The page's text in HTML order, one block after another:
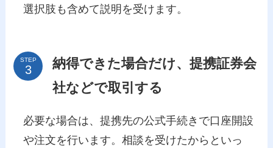
選択肢も含めて説明を受けます。
STEP
納得できた場合だけ、提携証券会
社などで取引する
必要な場合は、提携先の公式手続きで口座開設
や注文を行います。相談を受けたからといっ